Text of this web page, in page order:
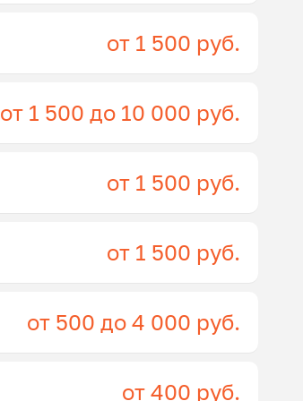
от 1 500 руб.
от 1 500 до 10 000 руб.
от 1 500 руб.
от 1 500 руб.
от 500 до 4 000 руб.
от 400 руб.